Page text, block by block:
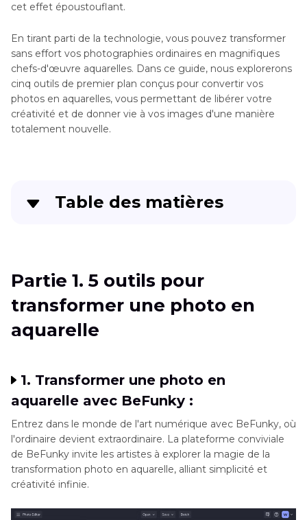
cet effet époustouflant.
En tirant parti de la technologie, vous pouvez transformer
sans effort vos photographies ordinaires en magnifiques
chefs-d'œuvre aquarelles. Dans ce guide, nous explorerons
cinq outils de premier plan conçus pour convertir vos
photos en aquarelles, vous permettant de libérer votre
créativité et de donner vie à vos images d'une manière
totalement nouvelle.
Table des matières
Partie 2. Le meilleur outil pour générer des
photos aquarelle avec HitPaw FotorPea
Partie 3 . FAQ sur les photos en aquarelle
Partie 1. 5 outils pour
transformer une photo en
aquarelle
1. Transformer une photo en
aquarelle avec BeFunky :
Entrez dans le monde de l'art numérique avec BeFunky, où
l'ordinaire devient extraordinaire. La plateforme conviviale
de BeFunky invite les artistes à explorer la magie de la
transformation photo en aquarelle, alliant simplicité et
créativité infinie.